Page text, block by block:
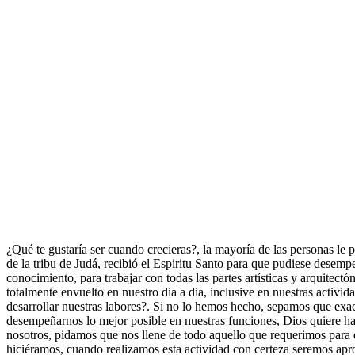
¿Qué te gustaría ser cuando crecieras?, la mayoría de las personas
de la tribu de Judá, recibió el Espiritu Santo para que pudiese
conocimiento, para trabajar con todas las partes artísticas y
totalmente envuelto en nuestro dia a dia, inclusive en nuestras
desarrollar nuestras labores?. Si no lo hemos hecho, sepamos que
desempeñarnos lo mejor posible en nuestras funciones, Dios quiere
nosotros, pidamos que nos llene de todo aquello que requerimos
hiciéramos, cuando realizamos esta actividad con certeza seremos